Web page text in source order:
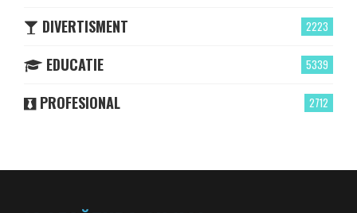
2223
DIVERTISMENT
5339
EDUCATIE
2712
PROFESIONAL